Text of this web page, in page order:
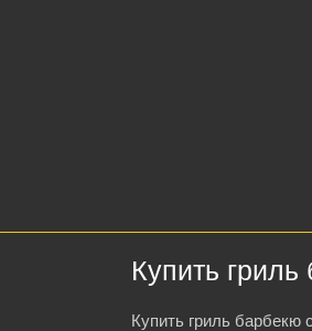
Купить гриль
Купить гриль барбекю